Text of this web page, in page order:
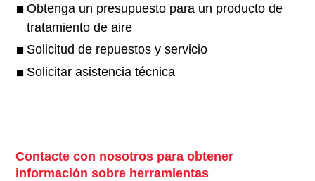
Obtenga un presupuesto para un producto de
tratamiento de aire
Solicitud de repuestos y servicio
Solicitar asistencia técnica
Contacte con nosotros para obtener
información sobre herramientas